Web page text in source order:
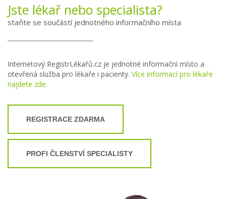
Jste lékař nebo specialista?
staňte se součástí jednotného informačního místa
Internetový RegistrLékařů.cz je jednotné informační místo a
otevřená služba pro lékaře i pacienty. Více informací pro lékaře
najdete zde.
REGISTRACE ZDARMA
PROFI ČLENSTVÍ SPECIALISTY